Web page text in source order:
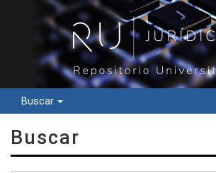
Buscar
Buscar